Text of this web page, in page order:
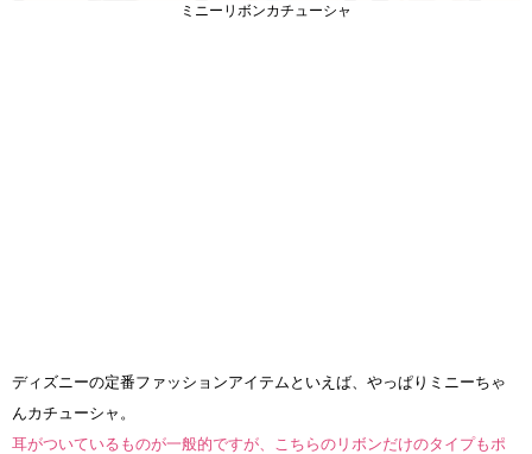
ミニーリボンカチューシャ
ディズニーの定番ファッションアイテムといえば、やっぱりミニーちゃ
んカチューシャ。
耳がついているものが一般的ですが、こちらのリボンだけのタイプもポ